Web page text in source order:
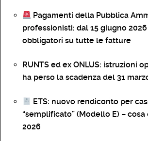
Pagamenti della Pubblica
professionisti: dal 15 giugno
obbligatori su tutte le fatture
RUNTS ed ex ONLUS: istruzioni
ha perso la scadenza del 31
ETS: nuovo rendiconto per
“semplificato” (Modello E) –
2026